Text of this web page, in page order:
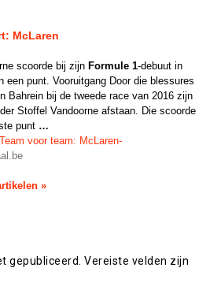
McLaren
scoorde bij zijn Formule 1-debuut in
een punt. Vooruitgang Door die blessures
Bahrein bij de tweede race van 2016 zijn
Stoffel Vandoorne afstaan. Die scoorde
punt …
voor team: McLaren-
»
gepubliceerd. Vereiste velden zijn